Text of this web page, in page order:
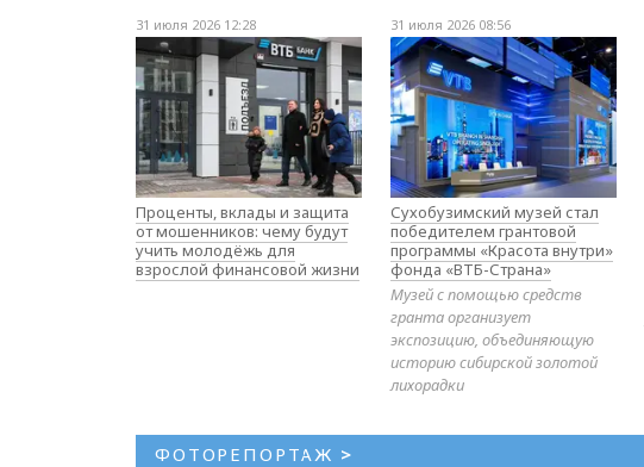
31 июля 2026 12:28
Проценты, вклады и защита
от мошенников: чему будут
учить молодёжь для
взрослой финансовой жизни
31 июля 2026 08:56
Сухобузимский музей стал
победителем грантовой
программы «Красота внутри»
фонда «ВТБ-Страна»
Музей с помощью средств
гранта организует
экспозицию, объединяющую
историю сибирской золотой
лихорадки
ФОТОРЕПОРТАЖ >